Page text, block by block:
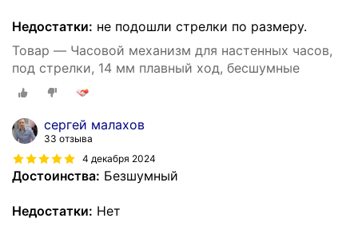
Недостатки: не подошли стрелки по размеру.
Товар — Часовой механизм для настенных часов,
под стрелки, 14 мм плавный ход, бесшумные
сергей малахов
33 отзыва
4 декабря 2024
Достоинства: Безшумный
Недостатки: Нет